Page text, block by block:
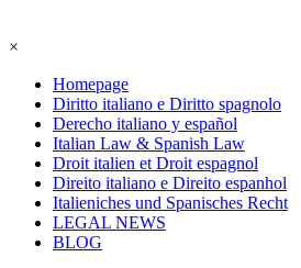
×
Homepage
Diritto italiano e Diritto spagnolo
Derecho italiano y español
Italian Law & Spanish Law
Droit italien et Droit espagnol
Direito italiano e Direito espanhol
Italieniches und Spanisches Recht
LEGAL NEWS
BLOG